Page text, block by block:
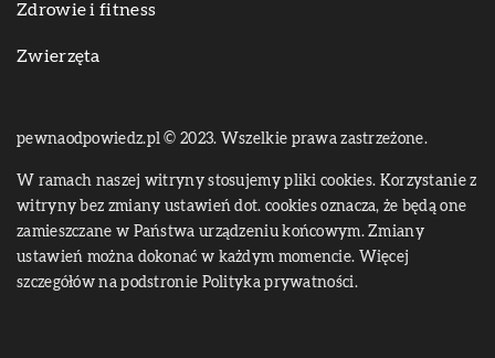
Zdrowie i fitness
Zwierzęta
pewnaodpowiedz.pl © 2023. Wszelkie prawa zastrzeżone.
W ramach naszej witryny stosujemy pliki cookies. Korzystanie z
witryny bez zmiany ustawień dot. cookies oznacza, że będą one
zamieszczane w Państwa urządzeniu końcowym. Zmiany
ustawień można dokonać w każdym momencie. Więcej
szczegółów na podstronie Polityka prywatności.